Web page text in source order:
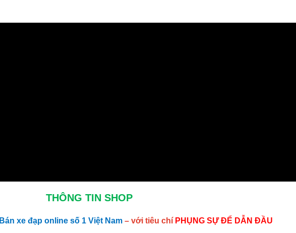
THÔNG TIN SHOP
Bán xe đạp online số 1 Việt Nam – với tiêu chí PHỤNG SỰ ĐỂ DẪN ĐẦU